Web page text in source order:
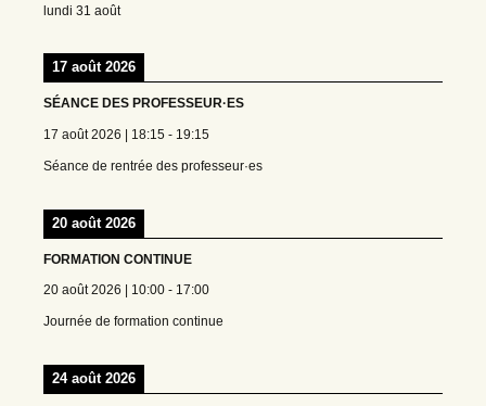
lundi 31 août
17 août 2026
SÉANCE DES PROFESSEUR·ES
17 août 2026 18:15 - 19:15
Séance de rentrée des professeur·es
20 août 2026
FORMATION CONTINUE
20 août 2026 10:00 - 17:00
Journée de formation continue
24 août 2026